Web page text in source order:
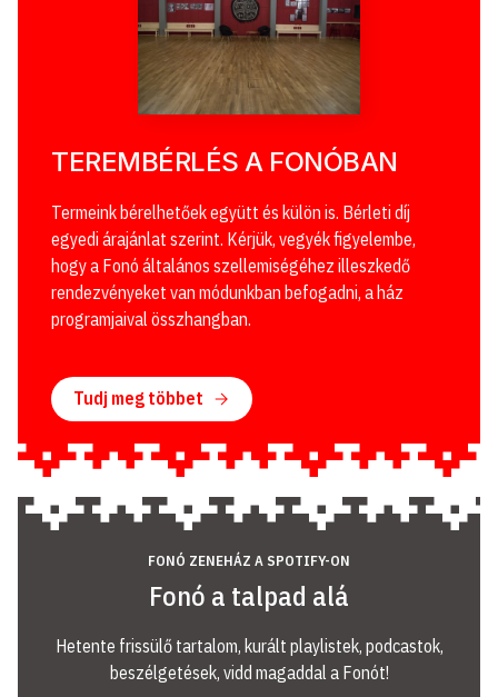
TEREMBÉRLÉS A FONÓBAN
Termeink bérelhetőek együtt és külön is. Bérleti díj
egyedi árajánlat szerint. Kérjük, vegyék figyelembe,
hogy a Fonó általános szellemiségéhez illeszkedő
rendezvényeket van módunkban befogadni, a ház
programjaival összhangban.
Tudj meg többet
FONÓ ZENEHÁZ A SPOTIFY-ON
Fonó a talpad alá
Hetente frissülő tartalom, kurált playlistek, podcastok,
beszélgetések, vidd magaddal a Fonót!